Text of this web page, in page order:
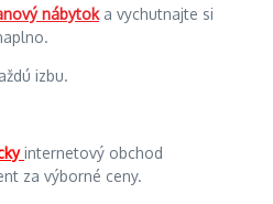
nábytoka vychutnajte si
izbu.
internetový obchod
za výborné ceny.